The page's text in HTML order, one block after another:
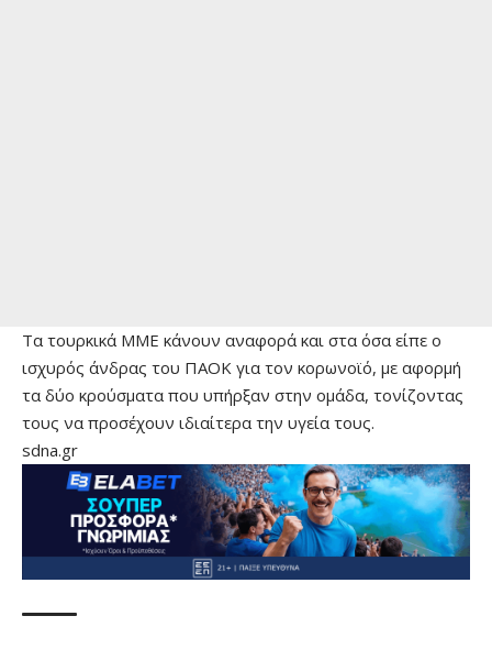
Τα τουρκικά ΜΜΕ κάνουν αναφορά και στα όσα είπε ο
ισχυρός άνδρας του ΠΑΟΚ για τον κορωνοϊό, με αφορμή
τα δύο κρούσματα που υπήρξαν στην ομάδα, τονίζοντας
τους να προσέχουν ιδιαίτερα την υγεία τους.
sdna.gr